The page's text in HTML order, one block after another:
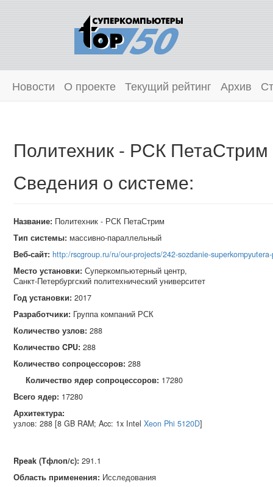
Новости О проекте Текущий рейтинг Архив
Политехник - РСК ПетаСтрим
Сведения о системе:
Название: Политехник - РСК ПетаСтрим
Тип системы: массивно-параллельный
Веб-сайт: http:/rscgroup.ru/ru/our-projects/242-sozdanie-
Место установки: Суперкомпьютерный центр,
Санкт‑Петербургский политехнический университет
Год установки: 2017
Разработчики: Группа компаний РСК
Количество узлов: 288
Количество CPU: 288
Количество сопроцессоров: 288
Количество ядер сопроцессоров: 17280
Всего ядер: 17280
Архитектура:
узлов: 288 [8 GB RAM; Acc: 1x Intel Xeon Phi 5120D]
Rpeak (Тфлоп/с): 291.1
Область применения: Исследования